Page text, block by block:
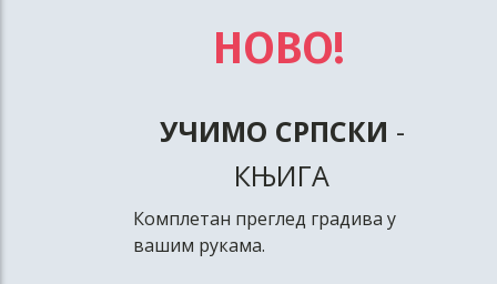
НОВО!
УЧИМО СРПСКИ -
КЊИГА
Комплетан преглед градива у
вашим рукама.